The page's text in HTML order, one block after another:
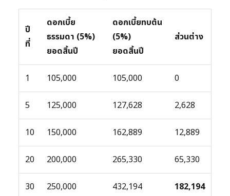
ปี
ที่
ดอกเบี้ย
ธรรมดา (5%)
ยอดสิ้นปี
ดอกเบี้ยทบต้น
(5%)
ยอดสิ้นปี
ส่วนต่าง
1 105,000 105,000 0
5 125,000 127,628 2,628
10 150,000 162,889 12,889
20 200,000 265,330 65,330
30 250,000 432,194 182,194